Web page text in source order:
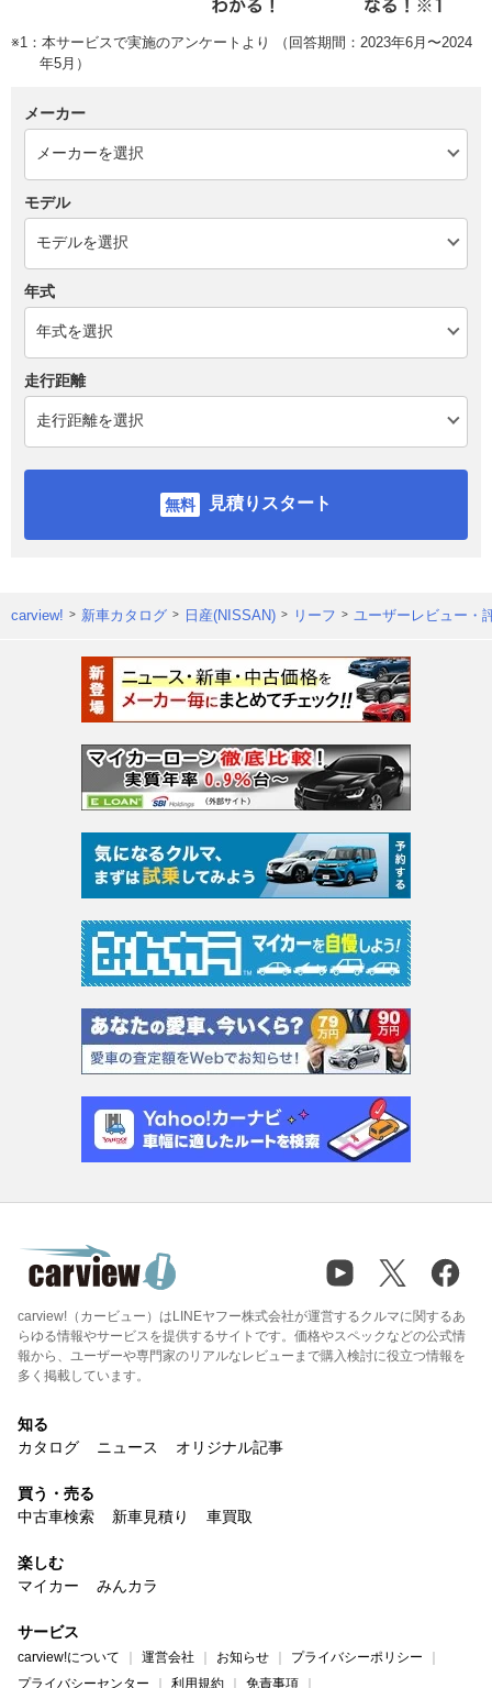
※1：本サービスで実施のアンケートより （回答期間：2023年6月〜2024
年5月）
メーカー
モデル
年式
走行距離
見積りスタート
carview! 新車カタログ 日産(NISSAN) リーフ ユーザーレビュー・
carview!（カービュー）はLINEヤフー株式会社が運営するクルマに関するあ
らゆる情報やサービスを提供するサイトです。価格やスペックなどの公式情
報から、ユーザーや専門家のリアルなレビューまで購入検討に役立つ情報を
多く掲載しています。
知る
カタログ
ニュース オリジナル記事
買う・売る
中古車検索
新車見積り 車買取
楽しむ
マイカー
みんカラ
サービス
carview!について 運営会社 お知らせ
プライバシーポリシー
プライバシーセンター
利用規約 免責事項